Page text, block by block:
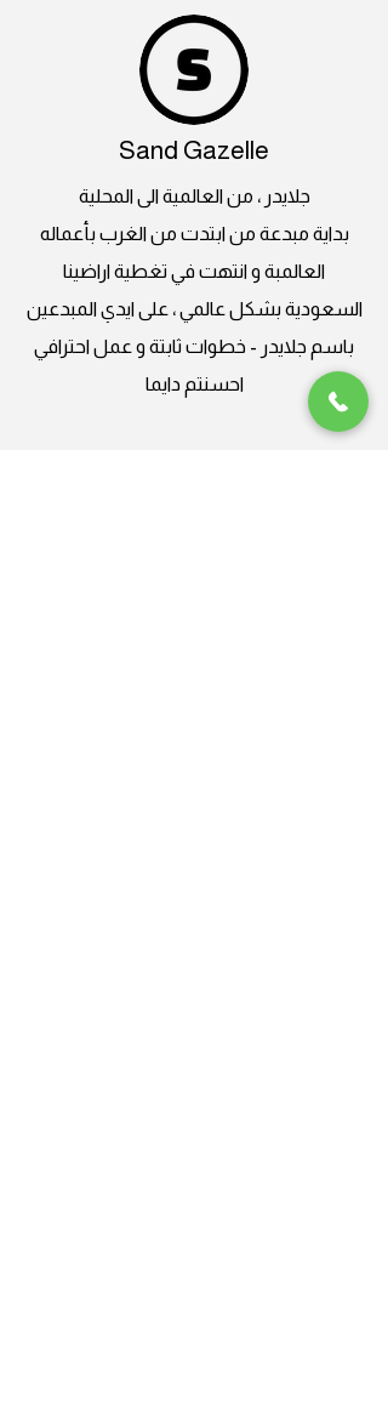
Sand Gazelle
جلايدر ، من العالمية الى المحلية
بداية مبدعة من ابتدت من الغرب بأعماله
العالمبة و انتهت في تغطية اراضينا
السعودية بشكل عالمي ، على ايدي المبدعين
باسم جلايدر - خطوات ثابتة و عمل احترافي
احسنتم دايما